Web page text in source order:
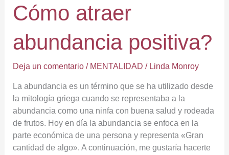
Cómo atraer
abundancia positiva?
Deja un comentario / MENTALIDAD / Linda Monroy
La abundancia es un término que se ha utilizado desde
la mitología griega cuando se representaba a la
abundancia como una ninfa con buena salud y rodeada
de frutos. Hoy en día la abundancia se enfoca en la
parte económica de una persona y representa «Gran
cantidad de algo». A continuación, me gustaría hacerte